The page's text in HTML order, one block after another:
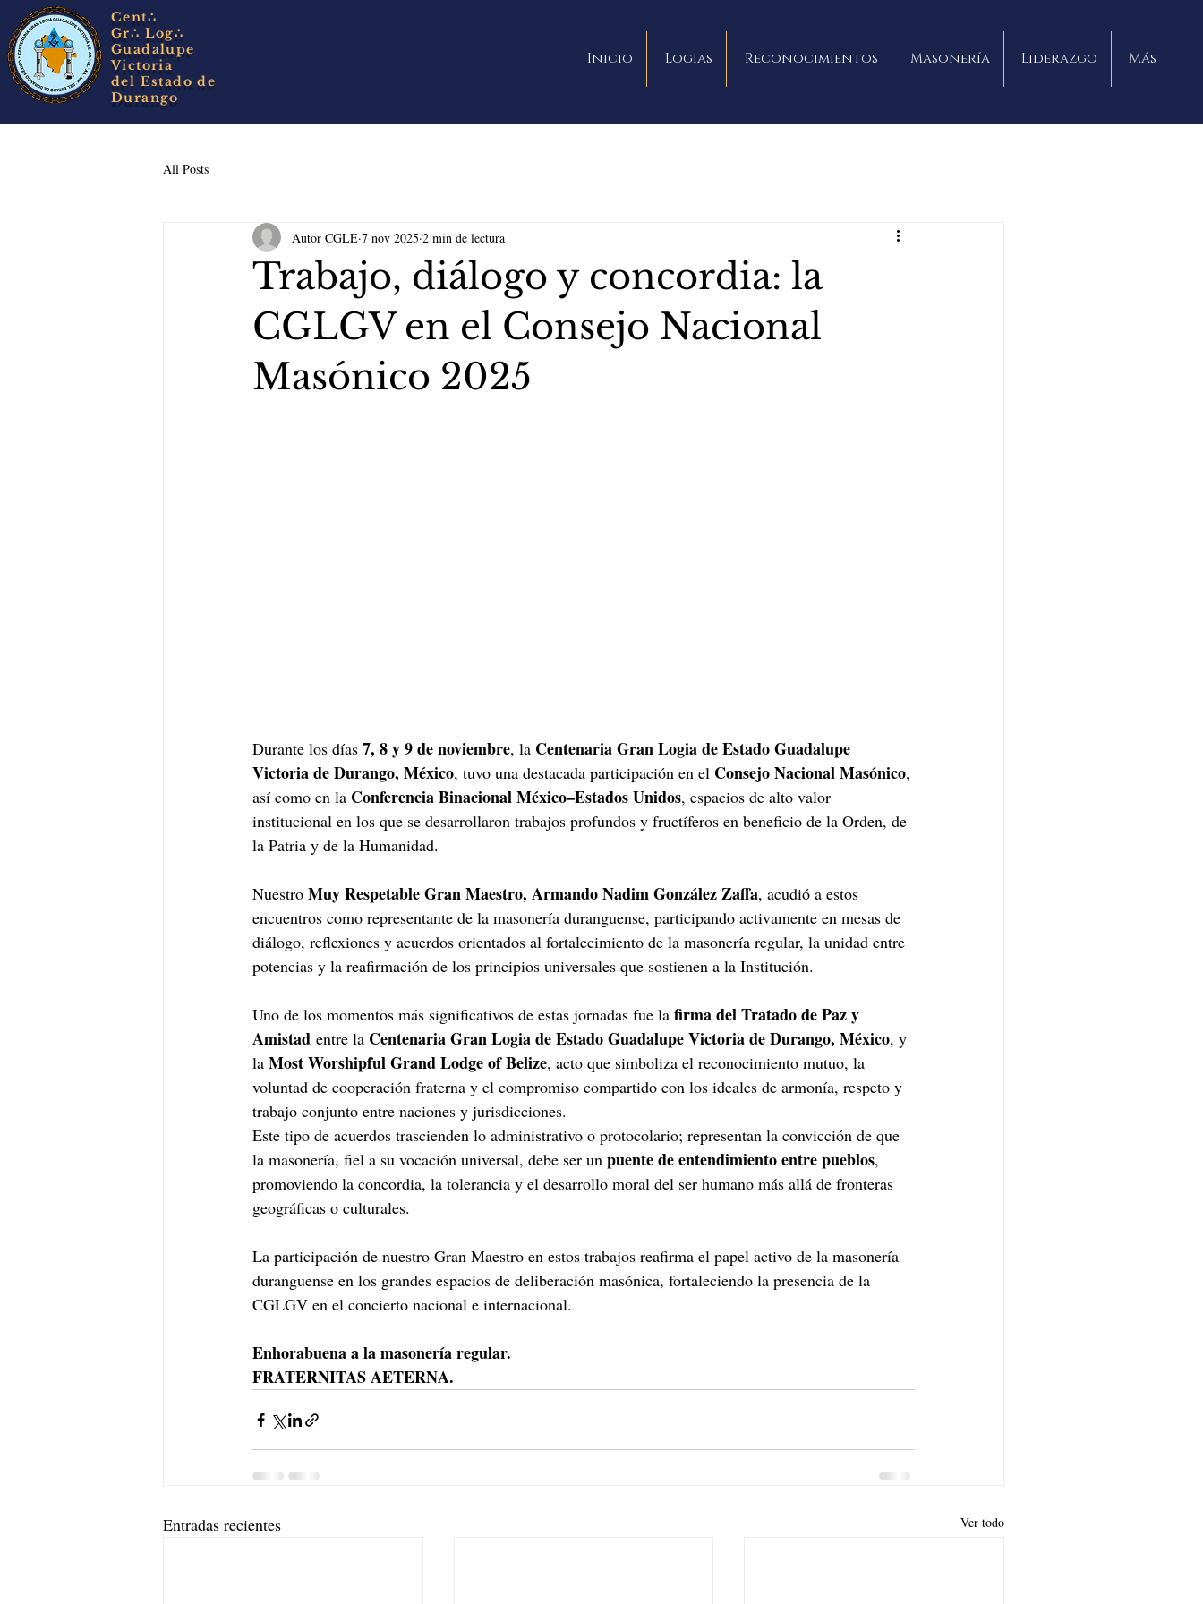
Cent∴
Gr∴ Log∴
Guadalupe
Victoria
del Estado de
Durango
Inicio Logias Reconocimientos Masonería Liderazgo Más
All Posts
Trabajo, diálogo y concordia: la
CGLGV en el Consejo Nacional
Masónico 2025
Autor CGLE 7 nov 2025 2 min de lectura
Durante los días 7, 8 y 9 de noviembre, la Centenaria Gran Logia de Estado Guadalupe
Victoria de Durango, México, tuvo una destacada participación en el Consejo Nacional Masónico,
así como en la Conferencia Binacional México–Estados Unidos, espacios de alto valor
institucional en los que se desarrollaron trabajos profundos y fructíferos en beneficio de la Orden, de
la Patria y de la Humanidad.
Nuestro Muy Respetable Gran Maestro, Armando Nadim González Zaffa, acudió a estos
encuentros como representante de la masonería duranguense, participando activamente en mesas de
diálogo, reflexiones y acuerdos orientados al fortalecimiento de la masonería regular, la unidad entre
potencias y la reafirmación de los principios universales que sostienen a la Institución.
Uno de los momentos más significativos de estas jornadas fue la firma del Tratado de Paz y
Amistad entre la Centenaria Gran Logia de Estado Guadalupe Victoria de Durango, México, y
la Most Worshipful Grand Lodge of Belize, acto que simboliza el reconocimiento mutuo, la
voluntad de cooperación fraterna y el compromiso compartido con los ideales de armonía, respeto y
trabajo conjunto entre naciones y jurisdicciones.
Este tipo de acuerdos trascienden lo administrativo o protocolario; representan la convicción de que
la masonería, fiel a su vocación universal, debe ser un puente de entendimiento entre pueblos,
promoviendo la concordia, la tolerancia y el desarrollo moral del ser humano más allá de fronteras
geográficas o culturales.
La participación de nuestro Gran Maestro en estos trabajos reafirma el papel activo de la masonería
duranguense en los grandes espacios de deliberación masónica, fortaleciendo la presencia de la
CGLGV en el concierto nacional e internacional.
Enhorabuena a la masonería regular.
FRATERNITAS AETERNA.
Entradas recientes Ver todo